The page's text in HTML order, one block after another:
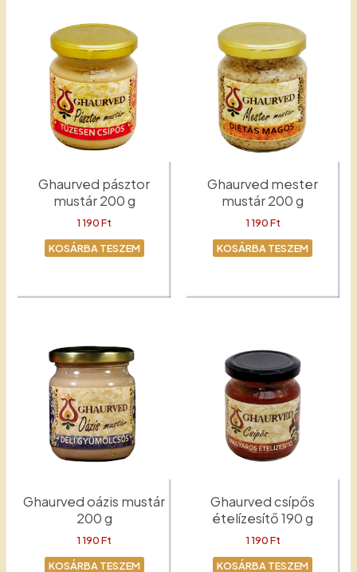
Ghaurved pásztor
mustár 200 g
1 190Ft
KOSÁRBA TESZEM
Ghaurved mester
mustár 200 g
1 190Ft
KOSÁRBA TESZEM
Ghaurved oázis mustár
200 g
1 190Ft
KOSÁRBA TESZEM
Ghaurved csípős
ételízesítő 190 g
1 190Ft
KOSÁRBA TESZEM